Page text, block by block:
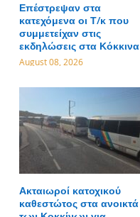
Επέστρεψαν στα
κατεχόμενα οι Τ/κ που
συμμετείχαν στις
εκδηλώσεις στα Κόκκινα
August 08, 2026
Ακταιωροί κατοχικού
καθεστώτος στα ανοικτά